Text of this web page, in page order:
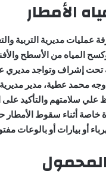
الأمطار
عمليات مديرية التربية
المياه من الأسطح
تحت إشراف وتواجد مديري
محمد عطية، مدير مديرية
علي سلامتهم والتأكيد على
خاصة أثناء سقوط
أو بيارات أو بالوعات